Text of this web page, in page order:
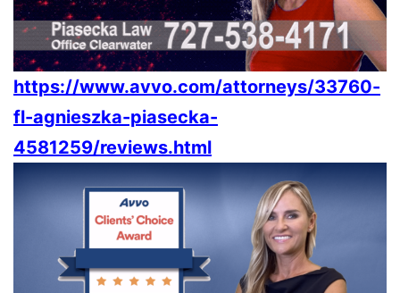
https://www.avvo.com/attorneys/33760-
fl-agnieszka-piasecka-
4581259/reviews.html